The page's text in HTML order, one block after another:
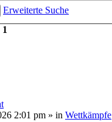
Erweiterte Suche
1
2:01 pm » in Wettkämpfe